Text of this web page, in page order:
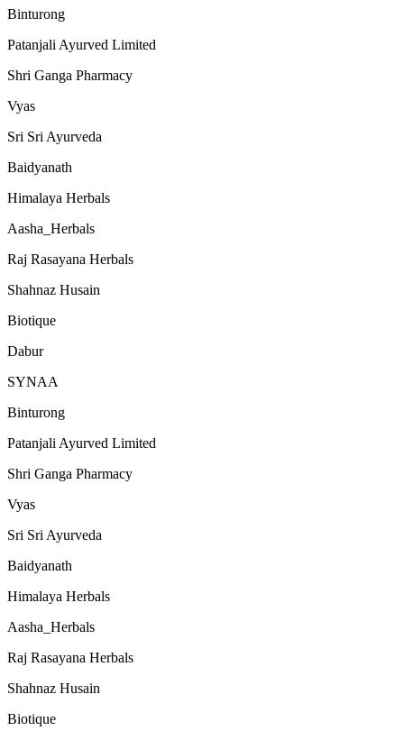
Binturong
Patanjali Ayurved Limited
Shri Ganga Pharmacy
Vyas
Sri Sri Ayurveda
Baidyanath
Himalaya Herbals
Aasha_Herbals
Raj Rasayana Herbals
Shahnaz Husain
Biotique
Dabur
SYNAA
Binturong
Patanjali Ayurved Limited
Shri Ganga Pharmacy
Vyas
Sri Sri Ayurveda
Baidyanath
Himalaya Herbals
Aasha_Herbals
Raj Rasayana Herbals
Shahnaz Husain
Biotique